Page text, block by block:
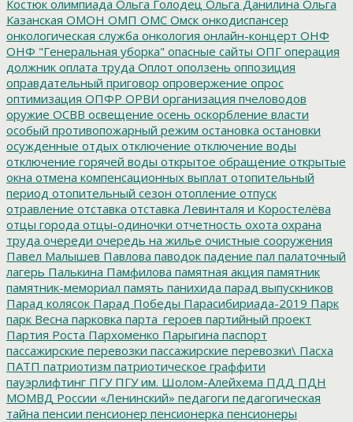
Костюк олимпиада Ольга Голодец Ольга Данилина Ольга
Казанская ОМОН ОМП ОМС Омск онкодиспансер
онкологическая служба онкология онлайн-концерт ОНФ
ОНФ "Генеральная уборка" опасные сайты ОПГ операция
должник оплата труда Оплот оползень оппозиция
оправдательный приговор опровержение опрос
оптимизация ОПФР ОРВИ организация пчеловодов
оружие ОСВВ освещение осень оскорбление власти
особый противопожарный режим остановка остановки
осужденные отдых отключение отключение воды
отключение горячей воды открытое обращение открытые
окна отмена компенсационных выплат отопительный
период отопительный сезон отопление отпуск
отравление отставка отставка Левинталя и Коростелёва
отцы города отцы-одиночки отчетность охота охрана
труда очереди очередь на жилье очистные сооружения
Павел Малышев Павлова паводок падение пал палаточный
лагерь Палькина Памфилова памятная акция памятник
памятник-мемориал память панихида парад выпускников
Парад колясок Парад Победы Парасибириада-2019 Парк
парк Весна парковка парта_героев партийный проект
Партия Роста Пархоменко Парыгина паспорт
пассажирские перевозки пассажирские перевозки\ Пасха
ПАТП патриотизм патриотическое граффити
пауэрлифтинг ПГУПГУ им. Шолом-Алейхема ПДД ПДН
МОМВД России «Ленинский» педагоги педагогическая
тайна пенсии пенсионер пенсионерка пенсионеры